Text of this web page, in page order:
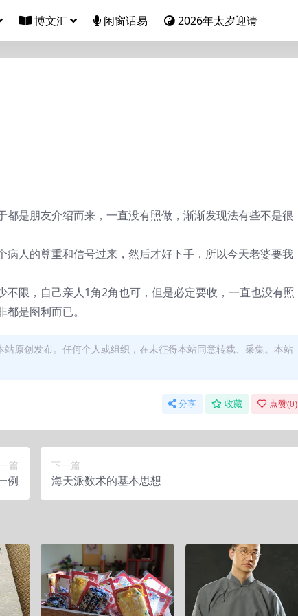
博文汇 闲窗话易 2026年太岁迎请
是朋友介绍而来，一直没有照做，渐渐发现法有些不是很
人的尊重和信号过来，然后才好下手，所以今天老婆要我
限，自己亲人1角2角也可，但是必定要收，一直也没有照
是图利而已。
原创发布。任何个人或组织，在未征得本站同意转载、采集。本站
分享 收藏 点赞(0)
篇
例
下一篇
海天派数术的基本思想